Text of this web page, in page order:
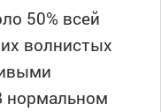
50% всей
волнистых
нормальном